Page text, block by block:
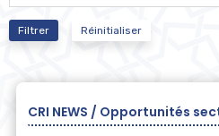
Filtrer Réinitialiser
CRI NEWS / Opportunités